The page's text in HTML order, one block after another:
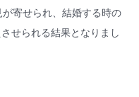
が寄せられ、結婚する時の
せられる結果となりまし